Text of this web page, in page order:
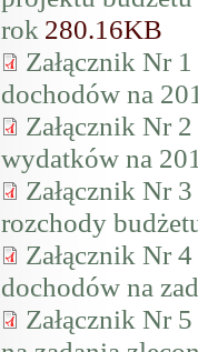
rok 280.16KB
Załącznik Nr
dochodów na
Załącznik Nr
wydatków na
Załącznik Nr
rozchody
Załącznik Nr
dochodów na
Załącznik Nr